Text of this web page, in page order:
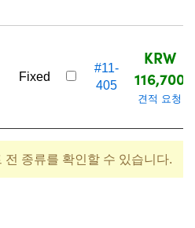
Fixed
#11-
405
KRW
116,700
견적 요청
전 종류를 확인할 수 있습니다.